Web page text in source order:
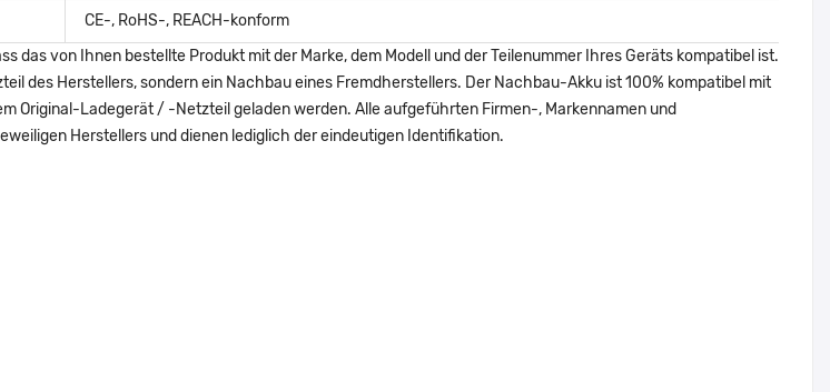
CE-, RoHS-, REACH-konform
das von Ihnen bestellte Produkt mit der Marke, dem Modell und der Teilenummer Ihres Geräts kompatibel ist.
des Herstellers, sondern ein Nachbau eines Fremdherstellers. Der Nachbau-Akku ist 100% kompatibel mit
Original-Ladegerät / -Netzteil geladen werden. Alle aufgeführten Firmen-, Markennamen und
Herstellers und dienen lediglich der eindeutigen Identifikation.